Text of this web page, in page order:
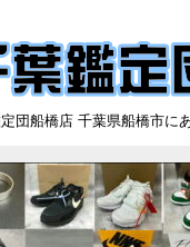
団船橋店 千葉県船橋市に